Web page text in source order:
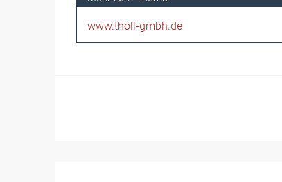
www.tholl-gmbh.de